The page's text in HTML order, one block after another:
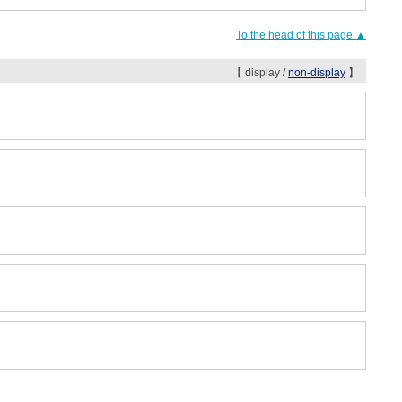
To the head of this page.▲
【 display /non-display 】